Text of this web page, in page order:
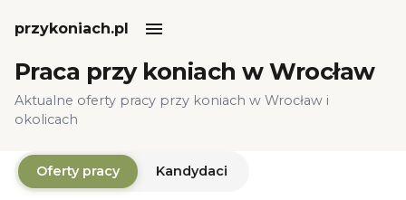
przykoniach.pl
Praca przy koniach w Wrocław
Aktualne oferty pracy przy koniach w Wrocław i
okolicach
Oferty pracy Kandydaci